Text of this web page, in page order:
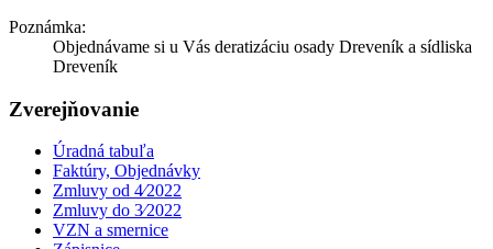
Poznámka:
Objednávame si u Vás deratizáciu osady Dreveník a sídliska
Dreveník
Zverejňovanie
Úradná tabuľa
Faktúry, Objednávky
Zmluvy od 4⁄2022
Zmluvy do 3⁄2022
VZN a smernice